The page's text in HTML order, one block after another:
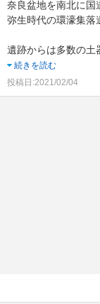
奈良盆地を南北に国
弥生時代の環濠集落
遺跡からは多数の土
続きを読む
投稿日:2021/02/04